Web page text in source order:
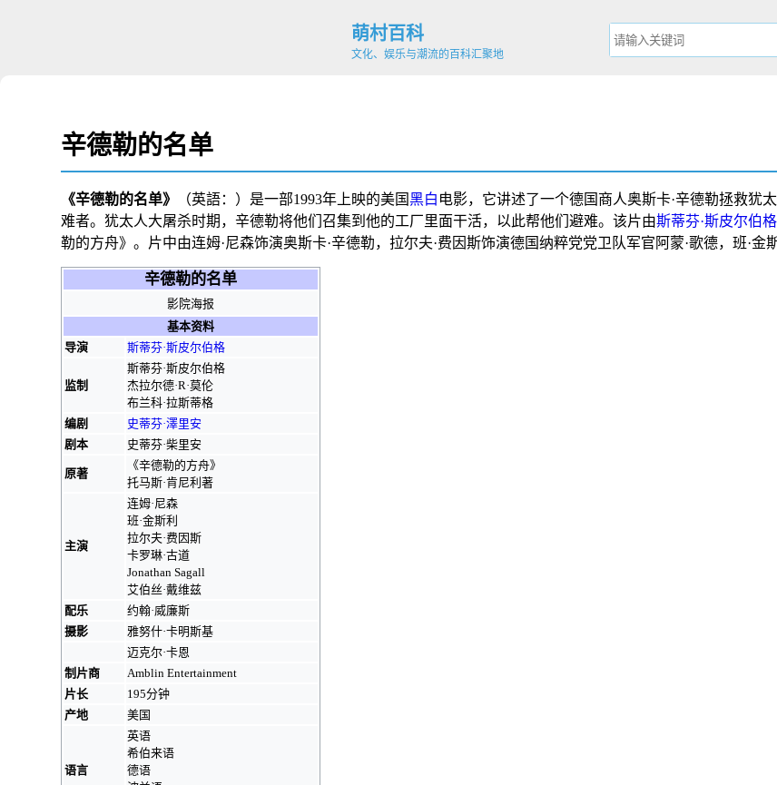
萌村百科
文化、娱乐与潮流的百科汇聚地
辛德勒的名单
《辛德勒的名单》 （英語： ）是一部1993年上映的美国黑白 电影，它讲述了一个德国商人奥斯卡·辛德勒拯救犹
难者。犹太人大屠杀时期，辛德勒将他们召集到他的工厂里面干活，以此帮他们避难。该片由斯蒂芬·斯皮尔伯格
勒的方舟》。片中由连姆·尼森饰演奥斯卡·辛德勒，拉尔夫·费因斯饰演德国纳粹党党卫队军官 阿蒙·歌德，班·金
辛德勒的名单
影院海报
基本资料
导演
斯蒂芬·斯皮尔伯格
监制
斯蒂芬·斯皮尔伯格
杰拉尔德·R·莫伦
布兰科·拉斯蒂格
编剧
史蒂芬·澤里安
剧本
史蒂芬·柴里安
原著
《辛德勒的方舟》
托马斯·肯尼利著
主演
连姆·尼森
班·金斯利
拉尔夫·费因斯
卡罗琳·古道
Jonathan Sagall
艾伯丝·戴维兹
配乐
约翰·威廉斯
摄影
雅努什·卡明斯基
迈克尔·卡恩
制片商
Amblin Entertainment
片长
195分钟
产地
美国
语言
英语
希伯来语
德语